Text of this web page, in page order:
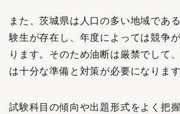
また、茨城県は人口の多い地域であ
験生が存在し、年度によっては競争
ります。そのため油断は厳禁でして
は十分な準備と対策が必要になります
試験科目の傾向や出題形式をよく把